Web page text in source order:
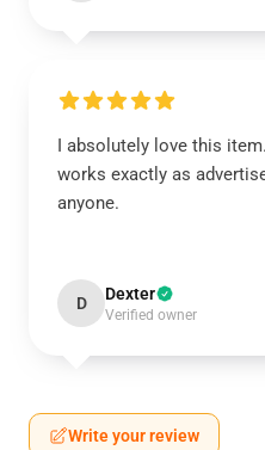
I absolutely love this
works exactly as
anyone.
D Dexter
Verified owner
Write your review